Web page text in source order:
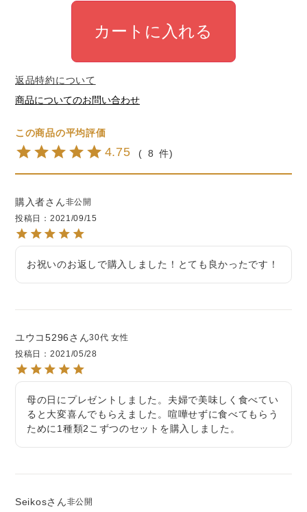
カートに入れる
返品特約について
商品についてのお問い合わせ
4.75 8
購入者
非公開
投稿日
2021/09/15
お祝いのお返しで購入しました！とても良かったです！
ユウコ5296 30代 女性
投稿日
2021/05/28
母の日にプレゼントしました。夫婦で美味しく食べてい
ると大変喜んでもらえました。喧嘩せずに食べてもらう
ために1種類2こずつのセットを購入しました。
Seikos
非公開